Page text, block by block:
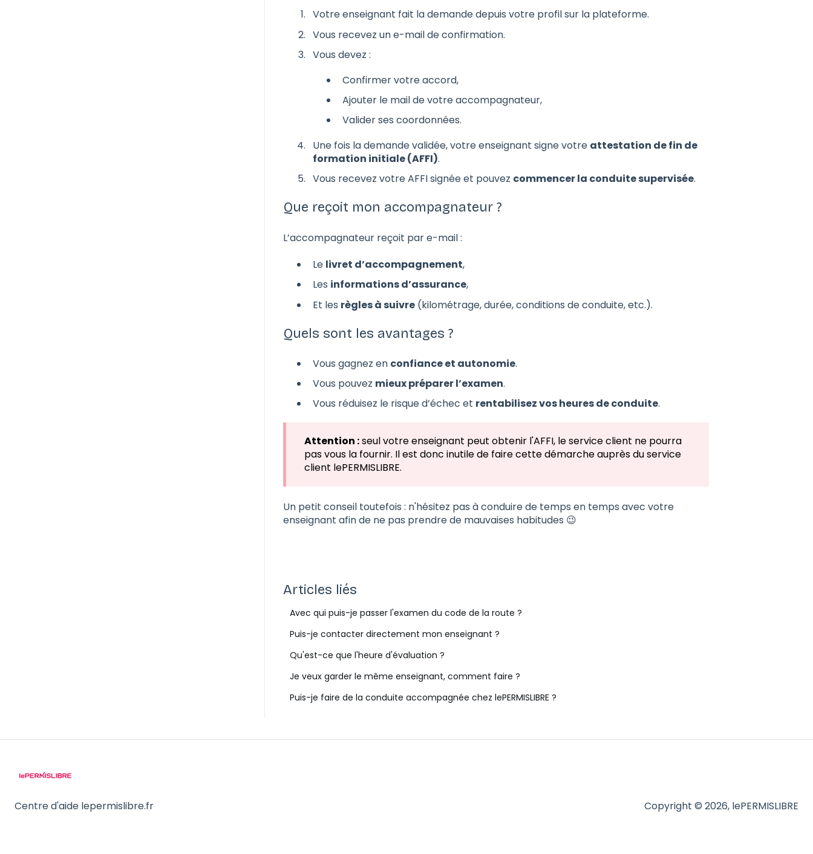
Votre enseignant fait la demande depuis votre profil sur la plateforme.
Vous recevez un e-mail de confirmation.
Vous devez :
Confirmer votre accord,
Ajouter le mail de votre accompagnateur,
Valider ses coordonnées.
Une fois la demande validée, votre enseignant signe votre attestation de fin de
formation initiale (AFFI).
Vous recevez votre AFFI signée et pouvez commencer la conduite supervisée.
Que reçoit mon accompagnateur ?
L’accompagnateur reçoit par e-mail :
Le livret d’accompagnement,
Les informations d’assurance,
Et les règles à suivre(kilométrage, durée, conditions de conduite, etc.).
Quels sont les avantages ?
Vous gagnez en confiance et autonomie.
Vous pouvez mieux préparer l’examen.
Vous réduisez le risque d’échec et rentabilisez vos heures de conduite.
Attention :seul votre enseignant peut obtenir l'AFFI, le service client ne pourra
pas vous la fournir. Il est donc inutile de faire cette démarche auprès du service
client lePERMISLIBRE.
Un petit conseil toutefois : n'hésitez pas à conduire de temps en temps avec votre
enseignant afin de ne pas prendre de mauvaises habitudes 😉
Articles liés
Avec qui puis-je passer l'examen du code de la route ?
Puis-je contacter directement mon enseignant ?
Qu'est-ce que l'heure d'évaluation ?
Je veux garder le même enseignant, comment faire ?
Puis-je faire de la conduite accompagnée chez lePERMISLIBRE ?
Centre d'aide lepermislibre.fr Copyright © 2026, lePERMISLIBRE